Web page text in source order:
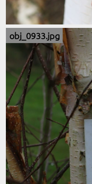
obj_0933.jpg